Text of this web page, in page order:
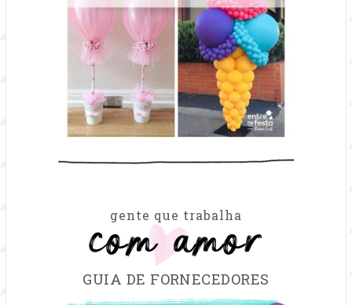
gente que trabalha
com amor
GUIA DE FORNECEDORES
FILTRAR